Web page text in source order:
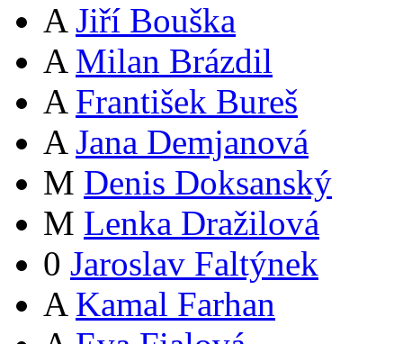
A Jiří Bouška
A Milan Brázdil
A František Bureš
A Jana Demjanová
M Denis Doksanský
M Lenka Dražilová
0 Jaroslav Faltýnek
A Kamal Farhan